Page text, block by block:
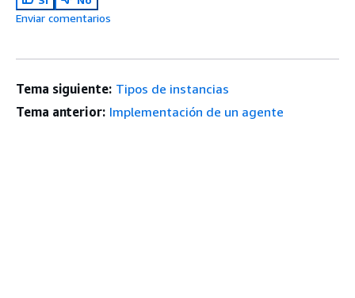
Enviar comentarios
Tema siguiente: Tipos de instancias
Tema anterior: Implementación de un agente